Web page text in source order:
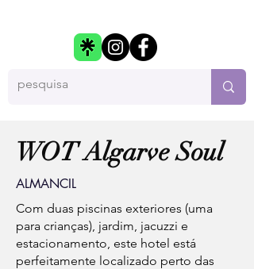
WOT Algarve Soul
ALMANCIL
Com duas piscinas exteriores (uma
para crianças), jardim, jacuzzi e
estacionamento, este hotel está
perfeitamente localizado perto das